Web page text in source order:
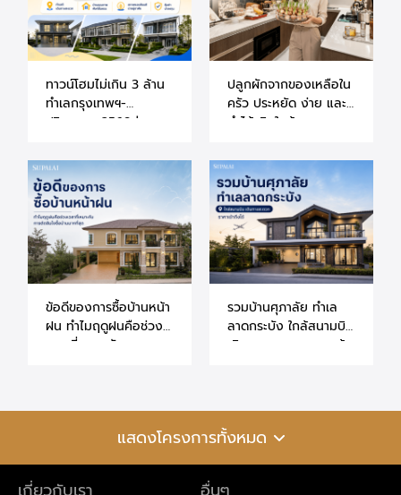
ทาวน์โฮมไม่เกิน 3 ล้าน
ทำเลกรุงเทพฯ-
ปริมณฑล 2569 |
ปลูกผักจากของเหลือใน
ครัว ประหยัด ง่าย และ
ทำได้จริงในบ้าน
ข้อดีของการซื้อบ้านหน้า
ฝน ทำไมฤดูฝนคือช่วง
เวลาที่เหมาะกับการ
รวมบ้านศุภาลัย ทำเล
ลาดกระบัง ใกล้สนามบิน
เดินทางสะดวก ราคาเข้า
แสดงโครงการทั้งหมด